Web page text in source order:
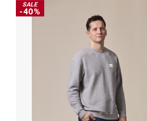
SALE
-40%